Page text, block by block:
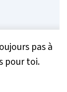
pas à
pour toi.